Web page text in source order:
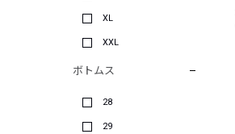
XL
XXL
ボトムス
28
29